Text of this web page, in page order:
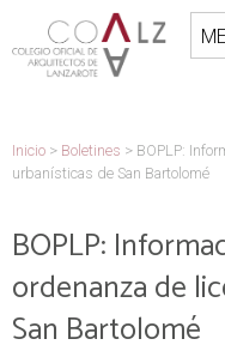
Inicio > Boletines > BOPLP:
urbanísticas de San Bartolomé
BOPLP:
ordenanza de
San Bartolomé